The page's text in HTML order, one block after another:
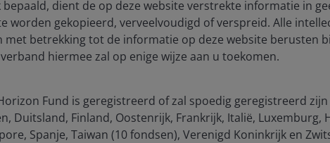
“constructive strategic stability”, which implies
and managed disagreements. This looks to
dient de op deze website verstrekte informatie in
worden gekopieerd, verveelvoudigd of verspreid. Alle
met betrekking tot de informatie op deze website berusten
hiermee zal op enige wijze aan u toekomen.
Fund is geregistreerd of zal spoedig geregistreerd
Duitsland, Finland, Oostenrijk, Frankrijk, Italië, Luxemburg,
Spanje, Taiwan (10 fondsen), Verenigd Koninkrijk en